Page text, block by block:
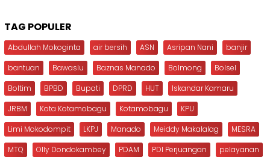
TAG POPULER
Abdullah Mokoginta air bersih ASN Asripan Nani
banjir
bantuan
Bawaslu Baznas Manado Bolmong
Bolsel
Boltim
BPBD Bupati DPRD HUT
Iskandar Kamaru
JRBM
Kota Kotamobagu Kotamobagu
KPU
Limi Mokodompit
LKPJ Manado Meiddy Makalalag
MESRA
MTQ
Olly Dondokambey PDAM PDI Perjuangan
pelayanan